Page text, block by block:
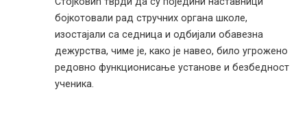
бојкотовали рад стручних органа школе,
изостајали са седница и одбијали обавезна
дежурства, чиме је, како је навео, било угрожено
редовно функционисање установе и безбедност
ученика.